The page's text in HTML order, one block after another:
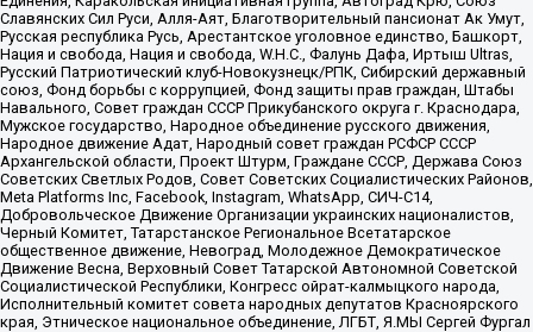
Славянских Сил Руси, Алля-Аят, Благотворительный пансионат Ак Умут,
Русская республика Русь, Арестантское уголовное единство, Башкорт,
Нация и свобода, Нация и свобода, W.H.С., Фалунь Дафа, Иртыш Ultras,
Русский Патриотический клуб-Новокузнецк/РПК, Сибирский державный
союз, Фонд борьбы с коррупцией, Фонд защиты прав граждан, Штабы
Навального, Совет граждан СССР Прикубанского округа г. Краснодара,
Мужское государство, Народное объединение русского движения,
Народное движение Адат, Народный совет граждан РСФСР СССР
Архангельской области, Проект Штурм, Граждане СССР, Держава Союз
Советских Светлых Родов, Совет Советских Социалистических Районов,
Meta Platforms Inc, Facebook, Instagram, WhatsApp, СИЧ-С14,
Добровольческое Движение Организации украинских националистов,
Черный Комитет, Татарстанское Региональное Всетатарское
общественное движение, Невоград, Молодежное Демократическое
Движение Весна, Верховный Совет Татарской Автономной Советской
Социалистической Республики, Конгресс ойрат-калмыцкого народа,
Исполнительный комитет совета народных депутатов Красноярского
края, Этническое национальное объединение, ЛГБТ, Я.МЫ Сергей Фургал